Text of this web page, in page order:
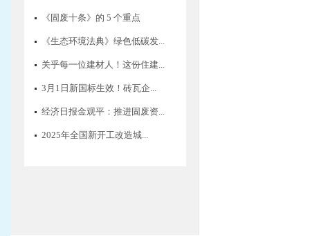
《固废十条》的 5 个重点
《生态环境法典》绿色低碳发...
关乎每一位建材人！这份住建...
3月1日新国标生效！砖瓦企...
经济日报金观平：推进固废资...
2025年全国新开工改造城...